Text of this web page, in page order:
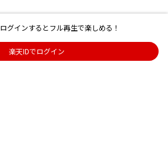
ログインするとフル再生で楽しめる！
楽天IDでログイン